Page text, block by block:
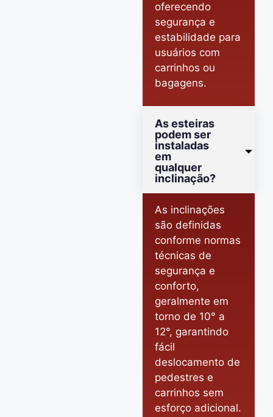
oferecendo
segurança e
estabilidade para
usuários com
carrinhos ou
bagagens.
As esteiras
podem ser
instaladas
em
qualquer
inclinação?
As inclinações
são definidas
conforme normas
técnicas de
segurança e
conforto,
geralmente em
torno de 10° a
12°, garantindo
fácil
deslocamento de
pedestres e
carrinhos sem
esforço adicional.